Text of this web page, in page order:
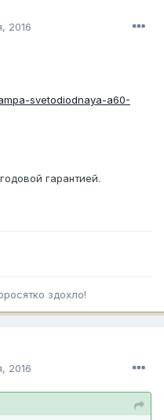
2016
svetodiodnaya-a60-
гарантией.
здохло!
2016